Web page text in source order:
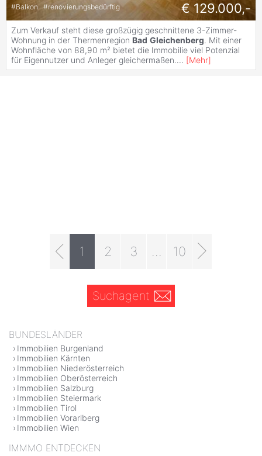
#Balkon #renovierungsbedürftig € 129.000,-
Zum Verkauf steht diese großzügig geschnittene 3-Zimmer-
Wohnung in der Thermenregion Bad Gleichenberg. Mit einer
Wohnfläche von 88,90 m² bietet die Immobilie viel Potenzial
für Eigennutzer und Anleger gleichermaßen.... [Mehr]
1 2 3 10
Suchagent
BUNDESLÄNDER
Immobilien Burgenland
Immobilien Kärnten
Immobilien Niederösterreich
Immobilien Oberösterreich
Immobilien Salzburg
Immobilien Steiermark
Immobilien Tirol
Immobilien Vorarlberg
Immobilien Wien
IMMMO ENTDECKEN